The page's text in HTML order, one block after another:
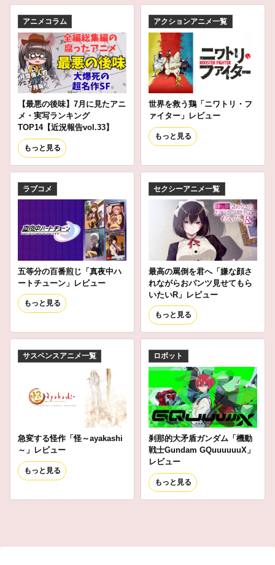
アニメコラム
【最悪の後味】7月に見たアニ
メ・実写ランキング
TOP14【近況報告vol.33】
もっと見る
アクションアニメ一覧
世界を救う鶏「ニワトリ・フ
ァイター」レビュー
もっと見る
ラブコメ
五等分の百番煎じ「真夜中ハ
ートチューン」レビュー
もっと見る
セクシーアニメ一覧
最高の罵倒を君へ「嫌な顔さ
れながらおパンツ見せてもら
いたいR」レビュー
もっと見る
サスペンスアニメ一覧
急変する怪作「怪～ayakashi
～」レビュー
もっと見る
ロボット
刹那的大矛盾ガンダム「機動
戦士Gundam GQuuuuuuX」
レビュー
もっと見る